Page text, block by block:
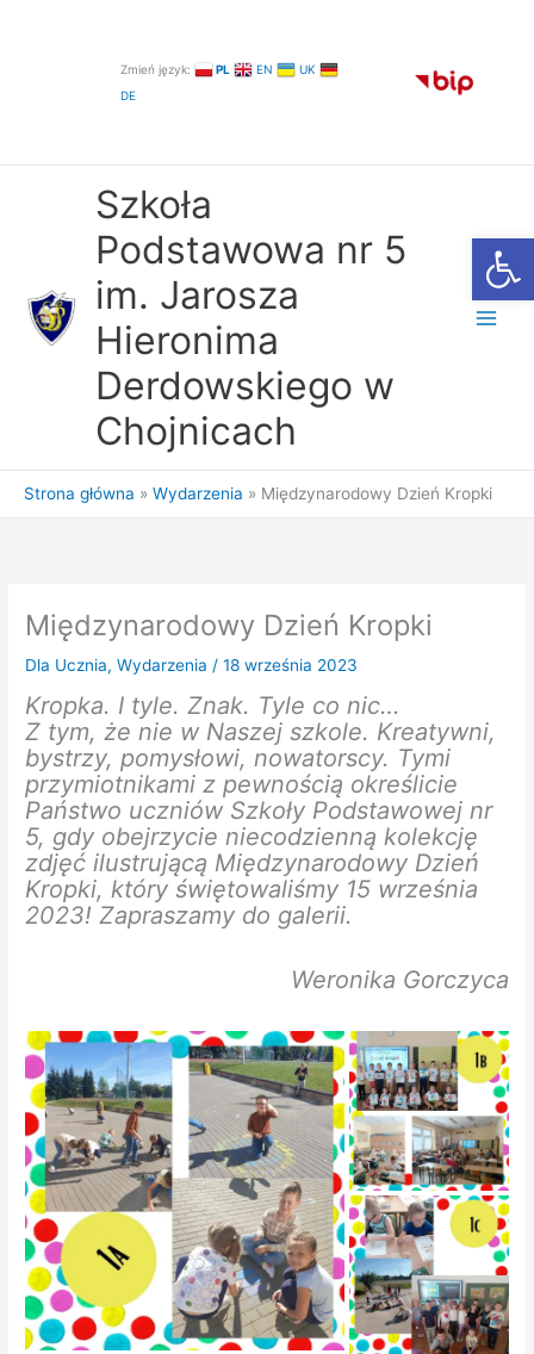
Zmień język: PL EN
UK
DE
Szkoła
Podstawowa nr 5
im. Jarosza
Hieronima
Derdowskiego w
Chojnicach
Strona główna Wydarzenia Międzynarodowy Dzień Kropki
Międzynarodowy Dzień Kropki
Dla Ucznia,Wydarzenia /18 września 2023
Kropka. I tyle. Znak. Tyle co nic…
Z tym, że nie w Naszej szkole. Kreatywni,
bystrzy, pomysłowi, nowatorscy. Tymi
przymiotnikami z pewnością określicie
Państwo uczniów Szkoły Podstawowej nr
5, gdy obejrzycie niecodzienną kolekcję
zdjęć ilustrującą Międzynarodowy Dzień
Kropki, który świętowaliśmy 15 września
2023! Zapraszamy do galerii.
Weronika Gorczyca